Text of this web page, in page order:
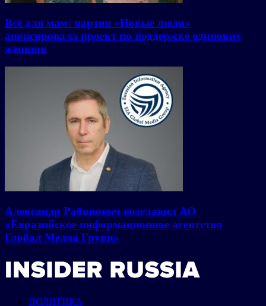
Все для мам: партия «Новые люди»
анонсировала проект по поддержке одиноких
женщин
Александр Рабинович возглавил АО
«Евразийское информационное агентство
Глобал Медиа Групп»
ПОЛИТИКА